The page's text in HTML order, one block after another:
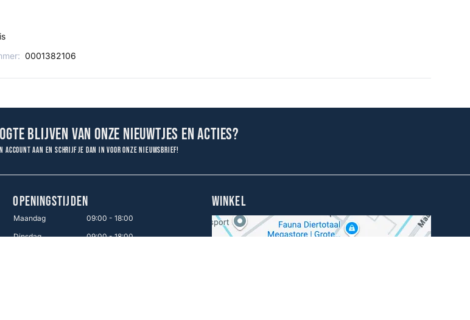
0001382106
blijven van onze nieuwtjes en acties?
account aan en schrijf je dan in voor onze nieuwsbrief!
OPENINGSTIJDEN
Maandag
09:00 - 18:00
Dinsdag
09:00 - 18:00
WINKEL